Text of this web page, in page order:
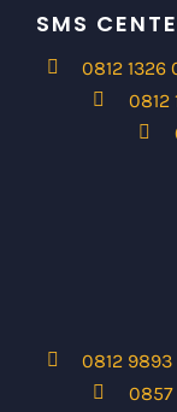
SMS
0812 1326
0812
0812
0857